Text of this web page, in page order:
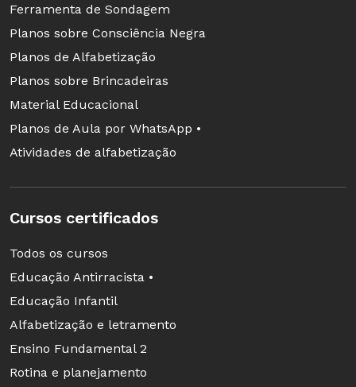
Ferramenta de Sondagem
Planos sobre Consciência Negra
Planos de Alfabetização
Planos sobre Brincadeiras
Material Educacional
Planos de Aula por WhatsApp •
Atividades de alfabetização
Cursos certificados
Todos os cursos
Educação Antirracista •
Educação Infantil
Alfabetização e letramento
Ensino Fundamental 2
Rotina e planejamento